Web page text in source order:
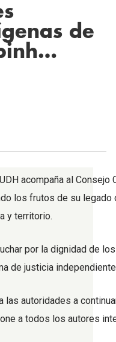
de
acompaña al
los frutos de su
y territorio.
por la dignidad de
de justicia
las autoridades a
a todos los autores